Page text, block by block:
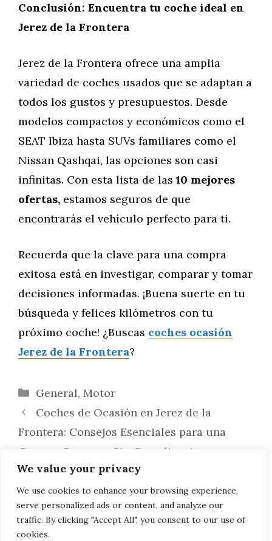
We value your privacy
We use cookies to enhance your browsing experience,
serve personalized ads or content, and analyze our
traffic. By clicking "Accept All", you consent to our use of
cookies.
Conclusión: Encuentra tu coche ideal en
Jerez de la Frontera
Jerez de la Frontera ofrece una amplia
variedad de coches usados que se adaptan a
todos los gustos y presupuestos. Desde
modelos compactos y económicos como el
SEAT Ibiza hasta SUVs familiares como el
Nissan Qashqai, las opciones son casi
infinitas. Con esta lista de las 10 mejores
ofertas, estamos seguros de que
encontrarás el vehículo perfecto para ti.
Recuerda que la clave para una compra
exitosa está en investigar, comparar y tomar
decisiones informadas. ¡Buena suerte en tu
búsqueda y felices kilómetros con tu
próximo coche! ¿Buscas coches ocasión
Jerez de la Frontera?
Categorías
General, Motor
Coches de Ocasión en Jerez de la
Frontera: Consejos Esenciales para una
Compra Segura y Sin Complicaciones
¿Es una Buena Idea Comprar un Coche
de Segunda Mano en Jerez de la Frontera?
Descubre los Pros y Contras